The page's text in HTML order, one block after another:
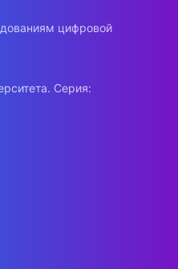
цифровой
Серия: